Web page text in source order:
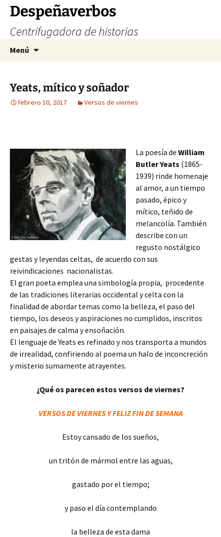
Saltar
contenido
Despeñaverbos
Centrifugadora de historias
Menú
Yeats, mítico y soñador
febrero 10, 2017 Versos de viernes
La poesía de William
Butler Yeats (1865-
1939) rinde homenaje
al amor, a un tiempo
pasado, épico y
mítico, teñido de
melancolía. También
describe con un
regusto nostálgico
gestas y leyendas celtas, de acuerdo con sus
reivindicaciones nacionalistas.
El gran poeta emplea una simbología propia, procedente
de las tradiciones literarias occidental y celta con la
finalidad de abordar temas como la belleza, el paso del
tiempo, los deseos y aspiraciones no cumplidos, inscritos
en paisajes de calma y ensoñación.
El lenguaje de Yeats es refinado y nos transporta a mundos
de irrealidad, confiriendo al poema un halo de inconcreción
y misterio sumamente atrayentes.
¿Qué os parecen estos versos de viernes?
VERSOS DE VIERNES Y FELIZ FIN DE SEMANA
Estoy cansado de los sueños,
un tritón de mármol entre las aguas,
gastado por el tiempo;
y paso el día contemplando
la belleza de esta dama